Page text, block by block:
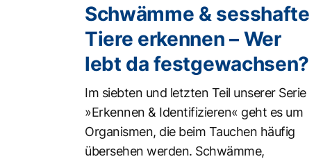
Schwämme & sesshafte
Tiere erkennen – Wer
lebt da festgewachsen?
Im siebten und letzten Teil unserer Serie
»Erkennen & Identifizieren« geht es um
Organismen, die beim Tauchen häufig
übersehen werden. Schwämme,